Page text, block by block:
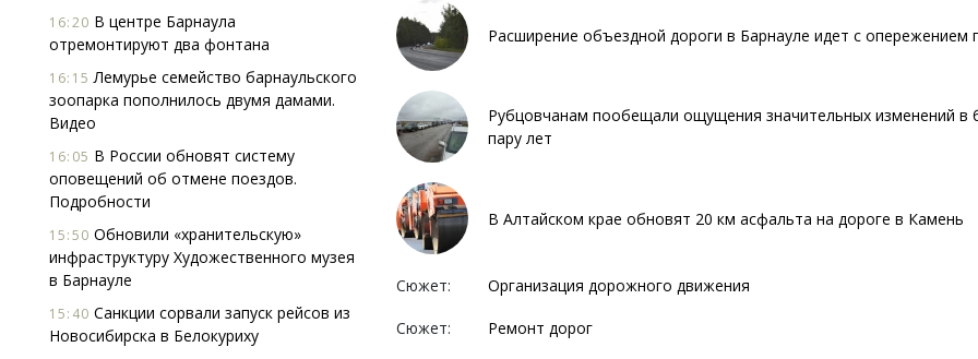
16:20 В центре Барнаула
отремонтируют два фонтана
16:15 Лемурье семейство барнаульского
зоопарка пополнилось двумя дамами.
Видео
16:05 В России обновят систему
оповещений об отмене поездов.
Подробности
15:50 Обновили «хранительскую»
инфраструктуру Художественного музея
в Барнауле
15:40 Санкции сорвали запуск рейсов из
Новосибирска в Белокуриху
Расширение объездной дороги в Барнауле идет с опережением
Рубцовчанам пообещали ощущения значительных изменений в
пару лет
В Алтайском крае обновят 20 км асфальта на дороге в Камень
Сюжет: Организация дорожного движения
Сюжет: Ремонт дорог